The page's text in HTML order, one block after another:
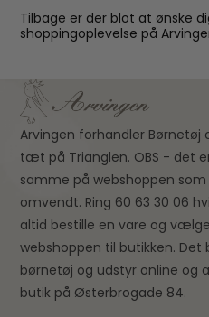
Tilbage er der blot at ønske
shoppingoplevelse på
Arvingen forhandler
tæt på Trianglen. OBS - det
samme på webshoppen
omvendt. Ring 60 63 30 06
altid bestille en vare og
webshoppen til butikken.
børnetøj og udstyr online og
butik på Østerbrogade 84.